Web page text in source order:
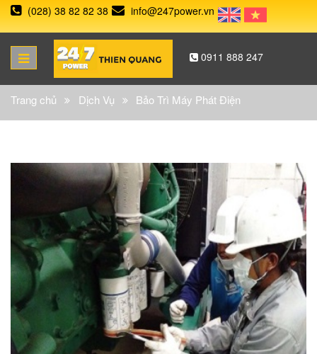
(028) 38 82 82 38 info@247power.vn
0911 888 247
Trang chủ Dịch Vụ Bảo Trì Máy Phát Điện